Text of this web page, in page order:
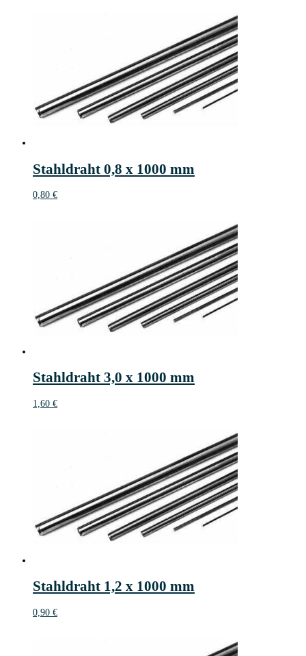
Stahldraht 0,8 x 1000 mm
0,80 €
Stahldraht 3,0 x 1000 mm
1,60 €
Stahldraht 1,2 x 1000 mm
0,90 €